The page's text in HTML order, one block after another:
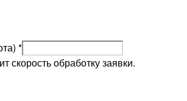
*
скорость обработку заявки.